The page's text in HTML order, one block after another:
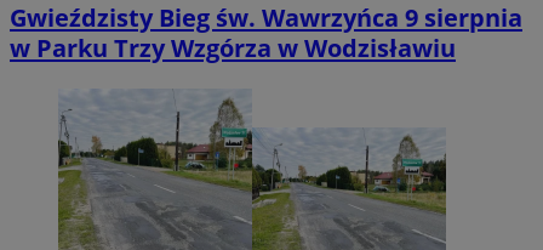
Gwieździsty Bieg św. Wawrzyńca 9 sierpnia
w Parku Trzy Wzgórza w Wodzisławiu